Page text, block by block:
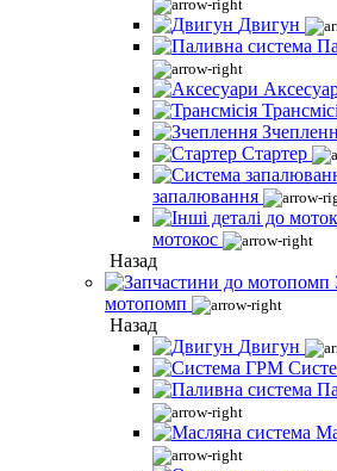
Двигун
Стартер
запалювання
мотокос
Назад
мотопомп
Назад
Двигун